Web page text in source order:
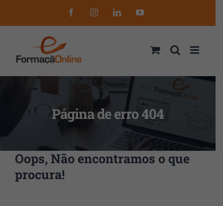
to
FacebookInstagramLinkedInYouTube
Página de erro 404
Oops, Não encontramos o que
procura!